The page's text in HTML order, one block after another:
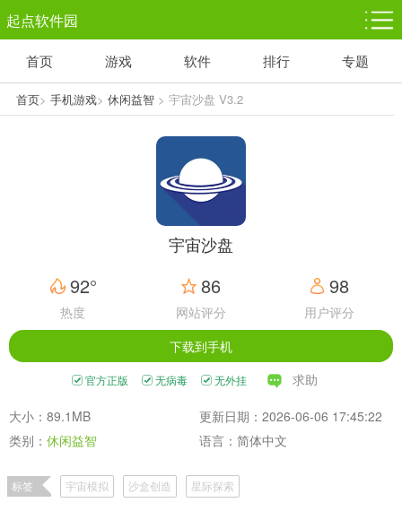
起点软件园
塔防游戏
1千+款游戏
休闲益智
1万+款游戏
体育竞技
5百+款游戏
赛车竞速
3百+款游戏
首页 游戏 软件 排行 专题
首页> 手机游戏> 休闲益智> 宇宙沙盘 V3.2
宇宙沙盘
92°
热度
86
网站评分
98
用户评分
下载到手机
官方正版 无病毒 无外挂 求助
大小：89.1MB
更新日期：2026-06-06 17:45:22
类别： 休闲益智 语言：简体中文
标签 宇宙模拟 沙盒创造 星际探索